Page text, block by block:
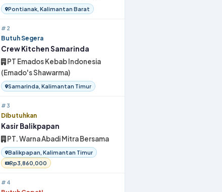
Pontianak, Kalimantan Barat
#2
Butuh Segera
Crew Kitchen Samarinda
PT Emados Kebab Indonesia
(Emado's Shawarma)
Samarinda, Kalimantan Timur
#3
Dibutuhkan
Kasir Balikpapan
PT. Warna Abadi Mitra Bersama
Balikpapan, Kalimantan Timur
Rp3,860,000
#4